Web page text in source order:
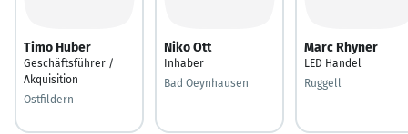
Timo Huber
Geschäftsführer /
Akquisition
Ostfildern
Niko Ott
Inhaber
Bad Oeynhausen
Marc Rhyner
LED Handel
Ruggell